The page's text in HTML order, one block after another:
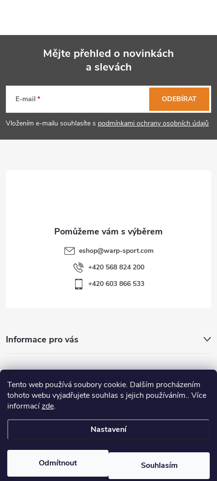
Tento web používá soubory cookie. Dalším procházením
tohoto webu vyjadřujete souhlas s jejich používáním.. Více
informacízde.
Nastavení
Odmítnout Souhlasím
p
a
Mějte přehled o novinkách
a slevách
E-mail
Vložením e-mailu souhlasíte s podmínkami ochrany osobních údajů
ODEBÍRAT
eshop@warp-sport.com
+420 568 824 200
+420 603 866 533
Informace pro vás
Nejhledanější
Důležité odkazy
Warp-Sport.com. Všechna práva vyhrazena.